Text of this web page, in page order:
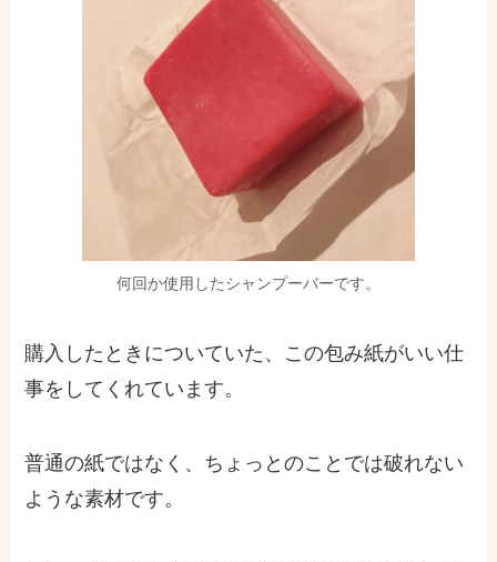
何回か使用したシャンプーバーです。
購入したときについていた、この包み紙がいい仕
事をしてくれています。
普通の紙ではなく、ちょっとのことでは破れない
ような素材です。